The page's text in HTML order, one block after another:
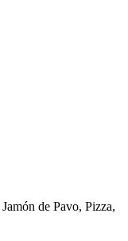
de Pavo, Pizza,